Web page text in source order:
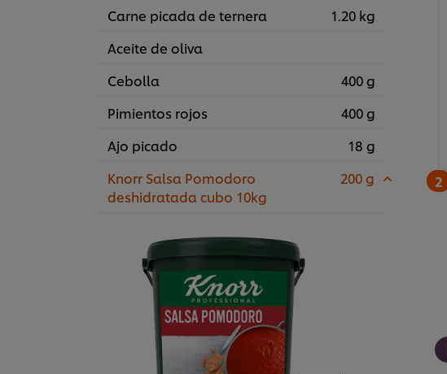
Carne picada de ternera
1.20 kg
Aceite de oliva
Cebolla
400 g
Pimientos rojos
400 g
Ajo picado
18 g
Knorr Salsa Pomodoro
deshidratada cubo 10kg
200 g